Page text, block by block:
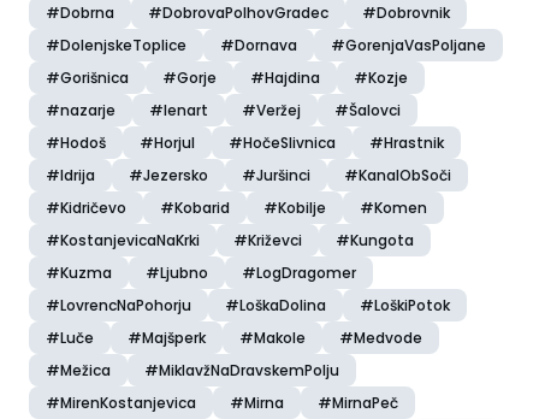
#Dobrna
#DobrovaPolhovGradec
#Dobrovnik
#DolenjskeToplice
#Dornava
#GorenjaVasPoljane
#Gorišnica
#Gorje #Hajdina
#Kozje
#nazarje
#lenart #Veržej
#Šalovci
#Hodoš
#Horjul #HočeSlivnica
#Hrastnik
#Idrija
#Jezersko #Juršinci
#KanalObSoči
#Kidričevo
#Kobarid #Kobilje
#Komen
#KostanjevicaNaKrki
#Križevci
#Kungota
#Kuzma
#Ljubno
#LogDragomer
#LovrencNaPohorju
#LoškaDolina
#LoškiPotok
#Luče
#Majšperk #Makole
#Medvode
#Mežica
#MiklavžNaDravskemPolju
#MirenKostanjevica
#Mirna
#MirnaPeč